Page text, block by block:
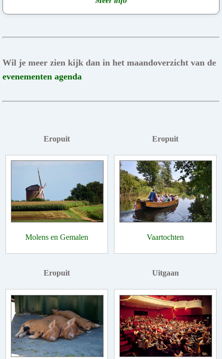
Wil je meer zien kijk dan in het maandoverzicht van de
evenementen agenda
Eropuit
Molens en Gemalen
Eropuit
Vaartochten
Eropuit Uitgaan